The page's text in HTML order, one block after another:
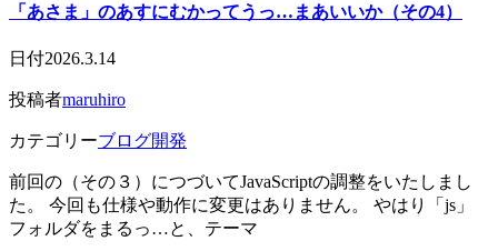
「あさま」のあすにむかってうっ…まあいいか（その4）
日付2026.3.14
投稿者maruhiro
カテゴリーブログ開発
前回の（その３）につづいてJavaScriptの調整をいたしまし
た。 今回も仕様や動作に変更はありません。 やはり「js」
フォルダをまるっ…と、テーマ